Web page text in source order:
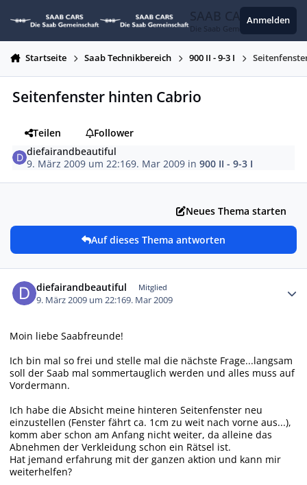
SAAB CARS
Die Saab Gemeinschaft
Anmelden
Startseite Saab Technikbereich 900 II - 9-3 I
Seitenfenster hinten Cabrio
Teilen
Follower
diefairandbeautiful
9. März 2009 um 22:169. Mar 2009 in900 II - 9-3 I
Neues Thema starten
Auf dieses Thema antworten
diefairandbeautiful Mitglied
9. März 2009 um 22:169. Mar 2009
Moin liebe Saabfreunde!
Ich bin mal so frei und stelle mal die nächste Frage...langsam
soll der Saab mal sommertauglich werden und alles muss auf
Vordermann.
Ich habe die Absicht meine hinteren Seitenfenster neu
einzustellen (Fenster fährt ca. 1cm zu weit nach vorne aus...),
komm aber schon am Anfang nicht weiter, da alleine das
Abnehmen der Verkleidung schon ein Rätsel ist.
Hat jemand erfahrung mit der ganzen aktion und kann mir
weiterhelfen?